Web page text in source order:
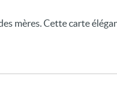
mères. Cette carte